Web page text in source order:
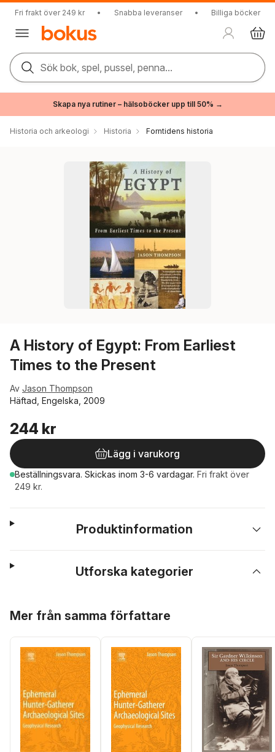
Fri frakt över 249 kr • Snabba leveranser • Billiga böcker
Sök bok, spel, pussel, penna...
Skapa nya rutiner – hälsoböcker upp till 50% →
Historia och arkeologi Historia Forntidens historia
A History of Egypt: From Earliest
Times to the Present
Av Jason Thompson
Häftad, Engelska, 2009
244 kr
Lägg i varukorg
Beställningsvara. Skickas inom 3-6 vardagar. Fri frakt över
249 kr.
Produktinformation
Utforska kategorier
Mer från samma författare